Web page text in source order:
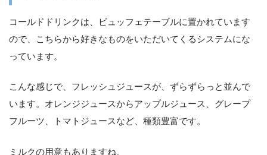
コールドドリンクは、ビュッフェテーブルに置かれています
ので、こちらから好きなものをいただいてくるシステムにな
っています。
こんな感じで、フレッシュジュースが、ずらずらっと並んで
います。オレンジジュースからアップルジュース、グレープ
フルーツ、トマトジュースなど、種類豊富です。
ミルクの用意もありますね。